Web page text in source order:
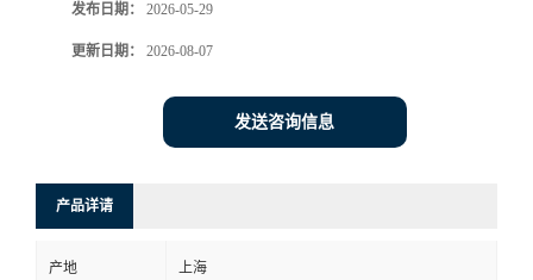
发布日期： 2026-05-29
更新日期： 2026-08-07
发送咨询信息
产品详请
产地 上海